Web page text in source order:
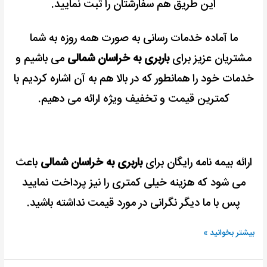
این طریق هم سفارشتان را ثبت نمایید.
ما آماده خدمات رسانی به صورت همه روزه به شما
مشتریان عزیز برایباربری به خراسان شمالی می باشیم و
خدمات خود را همانطور که در بالا هم به آن اشاره کردیم با
کمترین قیمت و تخفیف ویژه ارائه می دهیم.
ارائه بیمه نامه رایگان برایباربری به خراسان شمالی باعث
می شود که هزینه خیلی کمتری را نیز پرداخت نمایید
پس با ما دیگر نگرانی در مورد قیمت نداشته باشید.
بیشتر بخوانید »